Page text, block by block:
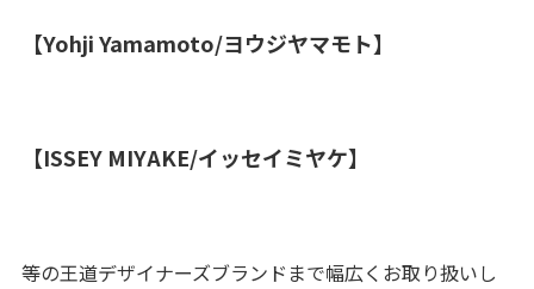
【Yohji Yamamoto/ヨウジヤマモト】
【ISSEY MIYAKE/イッセイミヤケ】
等の王道デザイナーズブランドまで幅広くお取り扱いし